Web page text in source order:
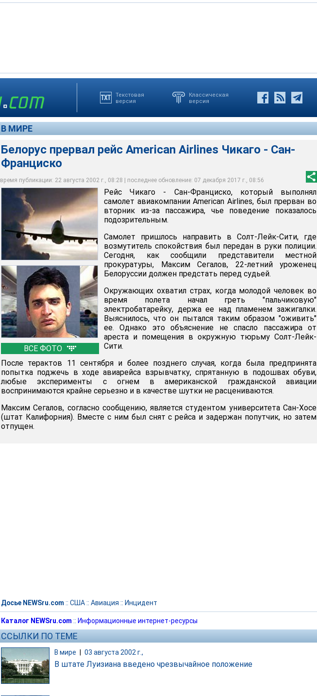
Текстовая
версия
Классическая
версия
В МИРЕ
Белорус прервал рейс American Airlines Чикаго - Сан-
Франциско
время публикации: 22 августа 2002 г., 08:28 | последнее обновление: 07 декабря 2017 г., 08:56
ВСЕ ФОТО
Белорус сорвал рейс American Airlines Чикаго - Сан-Франциско
Архив NTVRU.com
Сегодня Максим Сегалов, 22-летний уроженец Белоруссии, должен предстать перед
судьей
Yahoo!
Окружающих охватил страх, когда молодой человек во время полета начал
поджигать "пальчиковую" электробатарейку
Архив NTVRU.com
Рейс Чикаго - Сан-Франциско, который выполнял
самолет авиакомпании American Airlines, был прерван во
вторник из-за пассажира, чье поведение показалось
подозрительным.
Самолет пришлось направить в Солт-Лейк-Сити, где
возмутитель спокойствия был передан в руки полиции.
Сегодня, как сообщили представители местной
прокуратуры, Максим Сегалов, 22-летний уроженец
Белоруссии должен предстать перед судьей.
Окружающих охватил страх, когда молодой человек во
время полета начал греть "пальчиковую"
электробатарейку, держа ее над пламенем зажигалки.
Выяснилось, что он пытался таким образом "оживить"
ее. Однако это объяснение не спасло пассажира от
ареста и помещения в окружную тюрьму Солт-Лейк-
Сити.
После терактов 11 сентября и более позднего случая, когда была предпринята
попытка поджечь в ходе авиарейса взрывчатку, спрятанную в подошвах обуви,
любые эксперименты с огнем в американской гражданской авиации
воспринимаются крайне серьезно и в качестве шутки не расцениваются.
Максим Сегалов, согласно сообщению, является студентом университета Сан-Хосе
(штат Калифорния). Вместе с ним был снят с рейса и задержан попутчик, но затем
отпущен.
Досье NEWSru.com :: США:: Авиация :: Инцидент
Каталог NEWSru.com :: Информационные интернет-ресурсы
ССЫЛКИ ПО ТЕМЕ
В мире 03 августа 2002 г.,
В штате Луизиана введено чрезвычайное положение